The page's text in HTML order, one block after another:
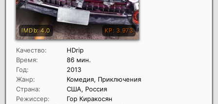
Качество:
HDrip
Время:
86 мин.
Год:
2013
Жанр:
Комедия, Приключения
Страна:
США, Россия
Режиссер:
Гор Киракосян